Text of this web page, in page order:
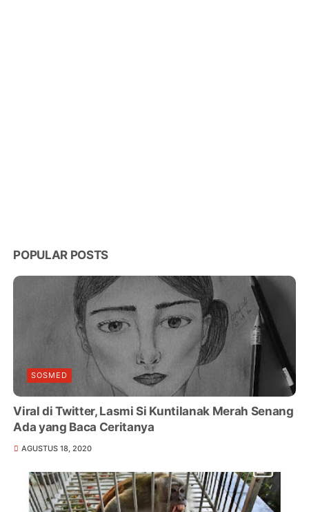
POPULAR POSTS
SOSMED
Viral di Twitter, Lasmi Si Kuntilanak Merah Senang
Ada yang Baca Ceritanya
AGUSTUS 18, 2020